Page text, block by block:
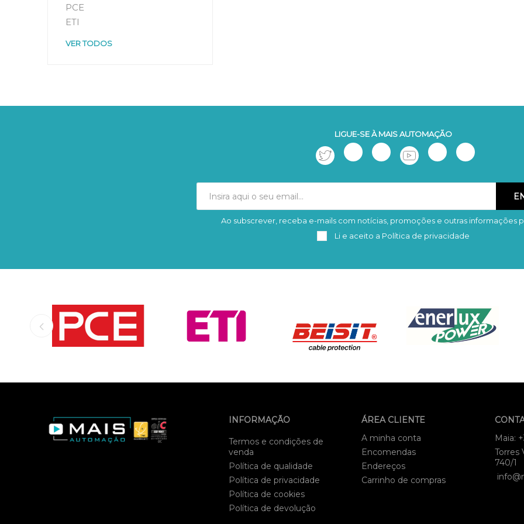
PCE
ETI
VER TODOS
LIGUE-SE À MAIS AUTOMAÇÃO
Subscrever Remover
Ao subscrever, receba e-mails com notícias, promoções e outras informações
Li e aceito a Política de privacidade
INFORMAÇÃO
Termos e condições de
venda
Política de qualidade
Política de privacidade
Política de cookies
Política de devolução
ÁREA CLIENTE
A minha conta
Encomendas
Endereços
Carrinho de compras
Maia:
Torres
740/1